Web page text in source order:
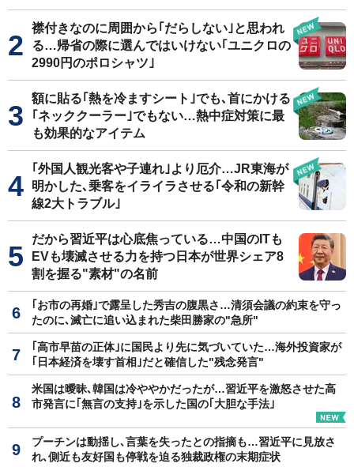
襟付きなのに周囲から｢だらしない｣と思われ
る…帰省の際に選んではいけない｢ユニクロの
2990円のポロシャツ｣
額に貼る｢熱を冷ますシート｣でも､首にかける
｢ネッククーラー｣でもない…熱中症対策に最
も効果的なアイテム
｢外国人観光客や子連れ｣より厄介…JR東海が
明かした､乗客をイライラさせる｢令和の新幹
線2大トラブル｣
だから習近平は心底焦っている…中国のITも
EVも壊滅させる力を持つ日本が世界シェア8
割を握る"素材"の名前
｢お市の再婚｣で露呈した秀吉の腹黒さ…清須会議の約束を守っ
たのに､滅亡に追い込まれた柴田勝家の"急所"
｢高市早苗の正体｣に国民より先に気づいていた…海外投資家が
｢日本経済を壊す首相｣だと確信した"残念発言"
米国は曖昧､韓国は冷ややかだったが…習近平を激怒させた高
市発言に｢無言の支持｣を示した国の｢大胆な手法｣
プーチンは動揺し､言葉を失ったとの指摘も…習近平に見放さ
れ､側近も友好国も停戦を迫る独裁政権の末期症状